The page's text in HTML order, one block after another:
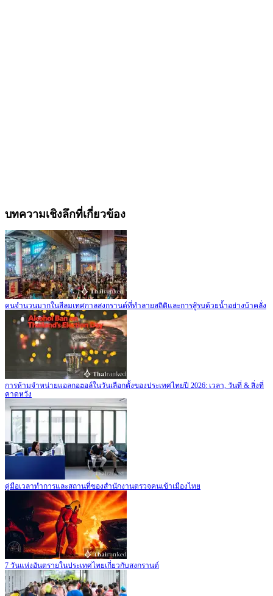
บทความเชิงลึกที่เกี่ยวข้อง
คนจำนวนมากในสีลมเทศกาลสงกรานต์ที่ทำลายสถิติและการสู้รบด้วยน้ำอย่างบ้าคลั่ง
การห้ามจำหน่ายแอลกอฮอล์ในวันเลือกตั้งของประเทศไทยปี 2026: เวลา, วันที่ & สิ่งที่
คาดหวัง
คู่มือเวลาทำการและสถานที่ของสำนักงานตรวจคนเข้าเมืองไทย
7 วันแห่งอันตรายในประเทศไทยเกี่ยวกับสงกรานต์